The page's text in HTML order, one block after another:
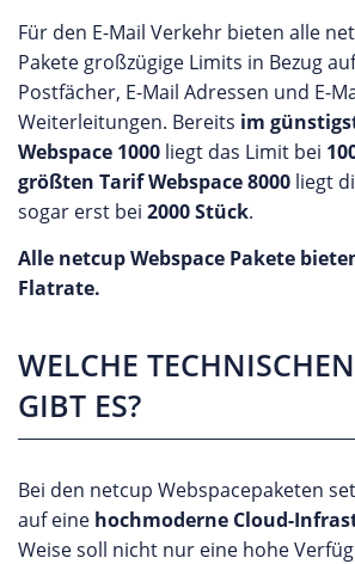
Für den E-Mail Verkehr bieten alle
Pakete großzügige Limits in Bezug
Postfächer, E-Mail Adressen und E-
Weiterleitungen. Bereits im
Webspace 1000 liegt das Limit bei
größten Tarif Webspace 8000 liegt
sogar erst bei 2000 Stück.
Alle netcup Webspace Pakete
Flatrate.
WELCHE
GIBT ES?
Bei den netcup Webspacepaketen
auf eine hochmoderne Cloud-
Weise soll nicht nur eine hohe